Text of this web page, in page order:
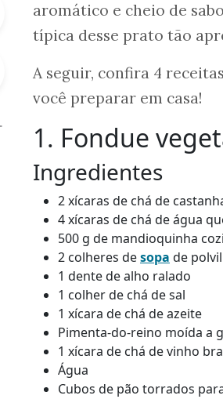
aromático e cheio de
típica desse prato tão
A seguir, confira 4
você preparar em casa!
1. Fondue
Ingredientes
2 xícaras de chá de
4 xícaras de chá de água
500 g de mandioquinha
2 colheres desopa de
1 dente de alho ralado
1 colher de chá de sal
1 xícara de chá de azeite
Pimenta-do-reino moída a
1 xícara de chá de vinho
Água
Cubos de pão torrados